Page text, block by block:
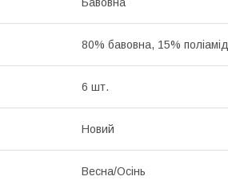
80% бавовна, 15%
6 шт.
Новий
Весна/Осінь